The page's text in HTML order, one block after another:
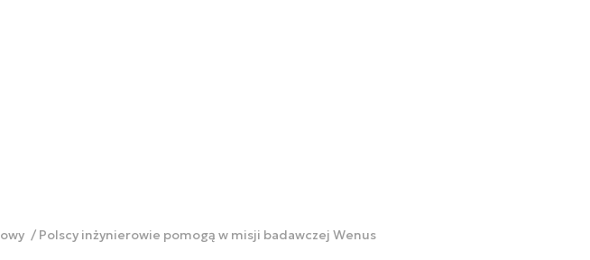
Polscy inżynierowie pomogą w misji badawczej Wenus